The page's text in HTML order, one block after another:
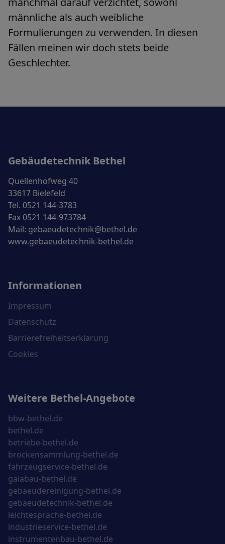
männliche als auch weibliche
Formulierungen zu verwenden. In diesen
Fällen meinen wir doch stets beide
Geschlechter.
Gebäudetechnik Bethel
Quellenhofweg 40
33617 Bielefeld
Tel. 0521 144-3783
Fax 0521 144-973784
Mail: gebaeudetechnik@bethel.de
www.gebaeudetechnik-bethel.de
Informationen
Impressum
Datenschutz
Barrierefreiheitserklärung
Cookies
Weitere Bethel-Angebote
bbw-bethel.de
bethel.de
betriebe-bethel.de
brockensammlung-bethel.de
fahrzeugservice-bethel.de
galabau-bethel.de
gebaeudereinigung-bethel.de
gebaeudetechnik-bethel.de
leichtesprache-bethel.de
industrieservice-bethel.de
instrumentenbau-bethel.de